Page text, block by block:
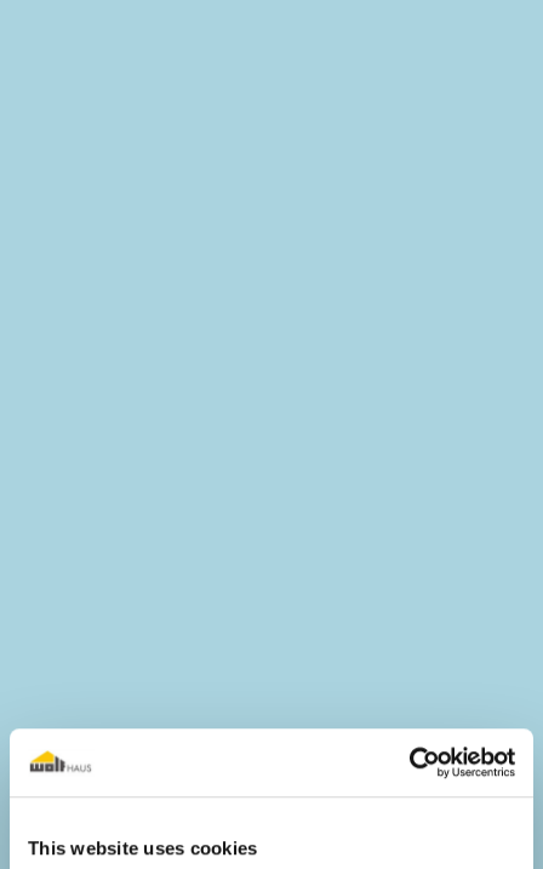
This website uses cookies